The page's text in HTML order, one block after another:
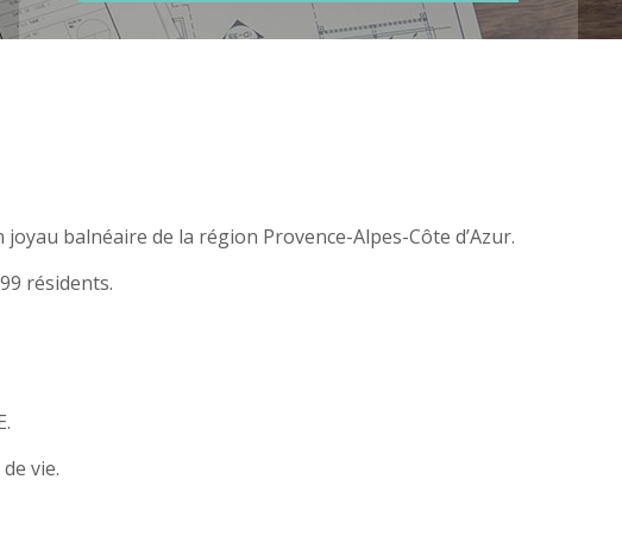
balnéaire de la région Provence-Alpes-Côte d’Azur.
résidents.
vie.